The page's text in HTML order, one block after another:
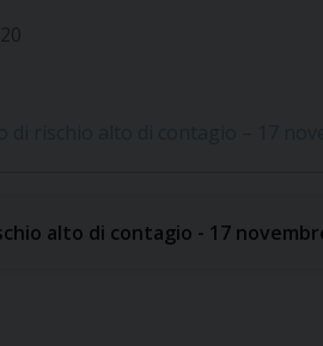
alto di contagio - 17